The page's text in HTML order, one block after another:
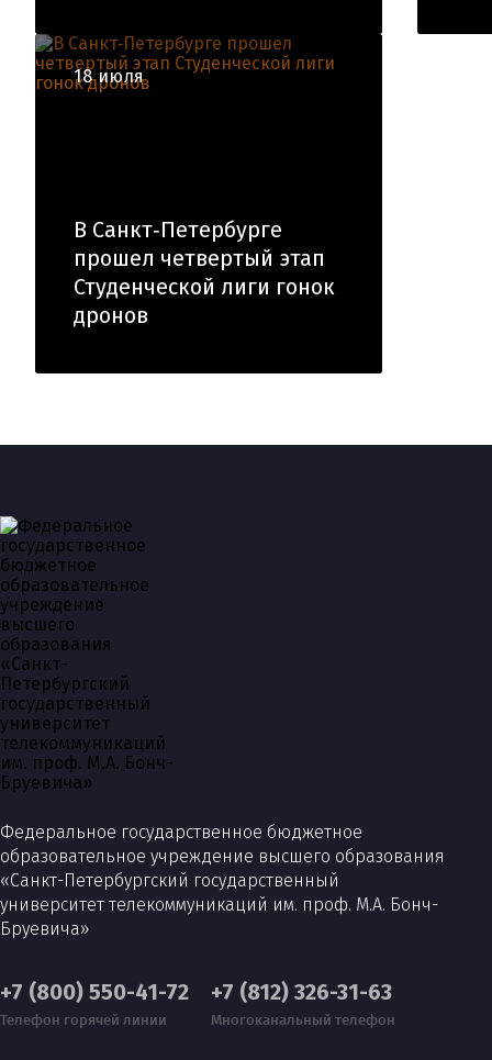
18 июля
В Санкт‑Петербурге
прошел четвертый этап
Студенческой лиги гонок
дронов
Федеральное государственное бюджетное
образовательное учреждение высшего образования
«Санкт-Петербургский государственный
университет телекоммуникаций им. проф. М.А. Бонч-
Бруевича»
+7 (800) 550-41-72
Телефон горячей линии
+7 (812) 326-31-63
Многоканальный телефон